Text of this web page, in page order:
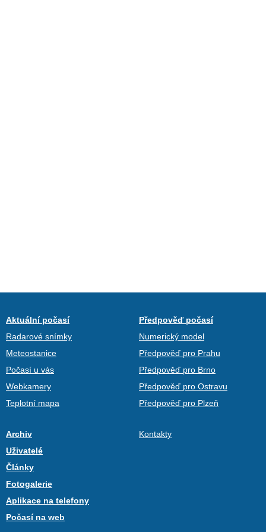
Aktuální počasí
Radarové snímky
Meteostanice
Počasí u vás
Webkamery
Teplotní mapa
Předpověď počasí
Numerický model
Předpověď pro Prahu
Předpověď pro Brno
Předpověď pro Ostravu
Předpověď pro Plzeň
Archiv
Uživatelé
Články
Fotogalerie
Aplikace na telefony
Počasí na web
Kontakty